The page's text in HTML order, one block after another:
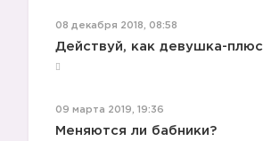
08 декабря 2018, 08:58
Действуй, как девушка-плюс
09 марта 2019, 19:36
Меняются ли бабники?